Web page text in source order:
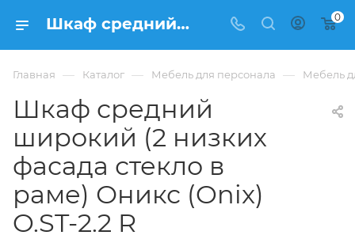
Шкаф средний широкий (2 низких фасада стекло в раме) Оникс (Onix) O.ST-2.2 R из ЛДСП купить в Москве, цена 17 535 ₽ - интернет-магазин ФРАНКОМ 0
Главная — Каталог — Мебель для персонала — Мебель
Шкаф средний
широкий (2 низких
фасада стекло в
раме) Оникс (Onix)
O.ST-2.2 R